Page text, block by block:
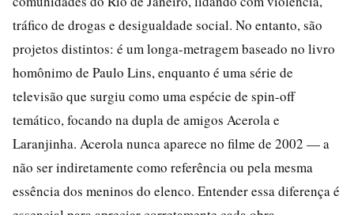
tráfico de drogas e desigualdade social. No entanto, são
projetos distintos: é um longa-metragem baseado no livro
homônimo de Paulo Lins, enquanto é uma série de
televisão que surgiu como uma espécie de spin-off
temático, focando na dupla de amigos Acerola e
Laranjinha. Acerola nunca aparece no filme de 2002 — a
não ser indiretamente como referência ou pela mesma
essência dos meninos do elenco. Entender essa diferença é